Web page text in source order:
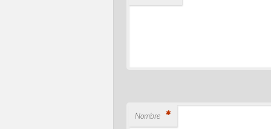
Nombre *